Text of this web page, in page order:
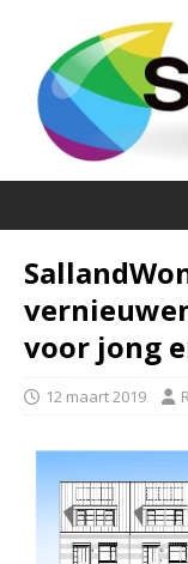
voor jong
12 maart 2019